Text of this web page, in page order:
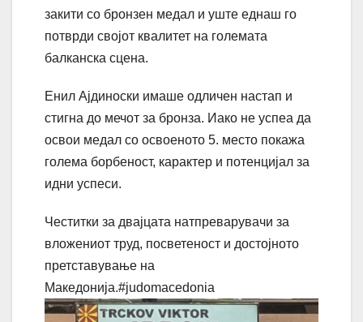
закити со бронзен медал и уште еднаш го
потврди својот квалитет на големата
балканска сцена.
Енил Ајдиноски имаше одличен настап и
стигна до мечот за бронза. Иако не успеа да
освои медал со освоеното 5. место покажа
голема борбеност, карактер и потенцијал за
идни успеси.
Честитки за двајцата натпреварувачи за
вложениот труд, посветеност и достојното
претставување на
Македонија.#judomacedonia